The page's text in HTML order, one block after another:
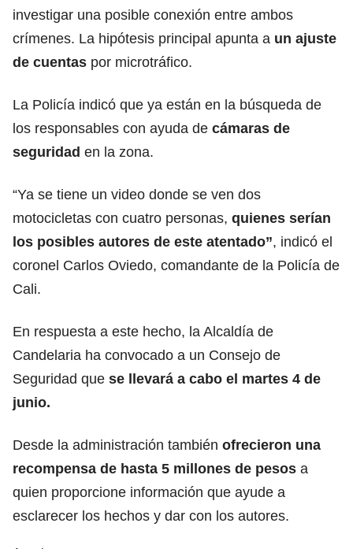
investigar una posible conexión entre ambos
crímenes. La hipótesis principal apunta a un ajuste
de cuentas por microtráfico.
La Policía indicó que ya están en la búsqueda de
los responsables con ayuda de cámaras de
seguridad en la zona.
“Ya se tiene un video donde se ven dos
motocicletas con cuatro personas, quienes serían
los posibles autores de este atentado”, indicó el
coronel Carlos Oviedo, comandante de la Policía de
Cali.
En respuesta a este hecho, la Alcaldía de
Candelaria ha convocado a un Consejo de
Seguridad que se llevará a cabo el martes 4 de
junio.
Desde la administración también ofrecieron una
recompensa de hasta 5 millones de pesos a
quien proporcione información que ayude a
esclarecer los hechos y dar con los autores.